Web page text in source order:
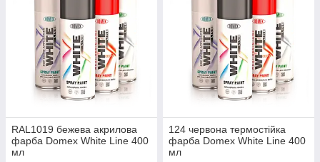
RAL1019 бежева акрилова
фарба Domex White Line 400
мл
124 червона термостійка
фарба Domex White Line 400
мл